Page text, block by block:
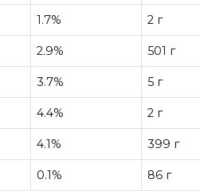
1.7% 2 г
2.9% 501 г
3.7% 5 г
4.4% 2 г
4.1% 399 г
0.1% 86 г